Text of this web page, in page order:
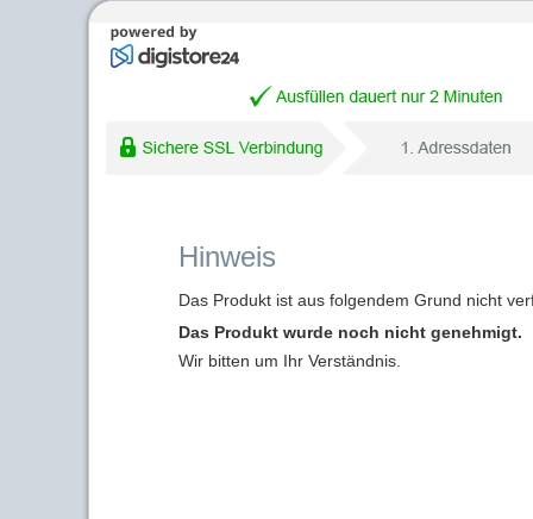
Hinweis
Das Produkt ist aus folgendem Grund nicht
Das Produkt wurde noch nicht genehmigt.
Wir bitten um Ihr Verständnis.